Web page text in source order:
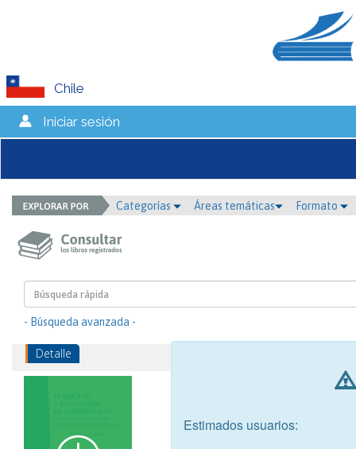
Chile
Iniciar sesión
Categorías Áreas temáticas Formato
- Búsqueda avanzada -
Detalle
Estimados usuarios: